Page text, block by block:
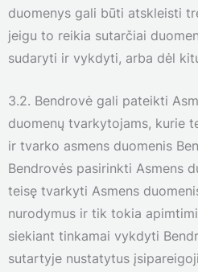
duomenys gali būti atskleisti
jeigu to reikia sutarčiai
sudaryti ir vykdyti, arba dėl
3.2. Bendrovė gali pateikti
duomenų tvarkytojams, kurie
ir tvarko asmens duomenis
Bendrovės pasirinkti Asmens
teisę tvarkyti Asmens
nurodymus ir tik tokia
siekiant tinkamai vykdyti
sutartyje nustatytus